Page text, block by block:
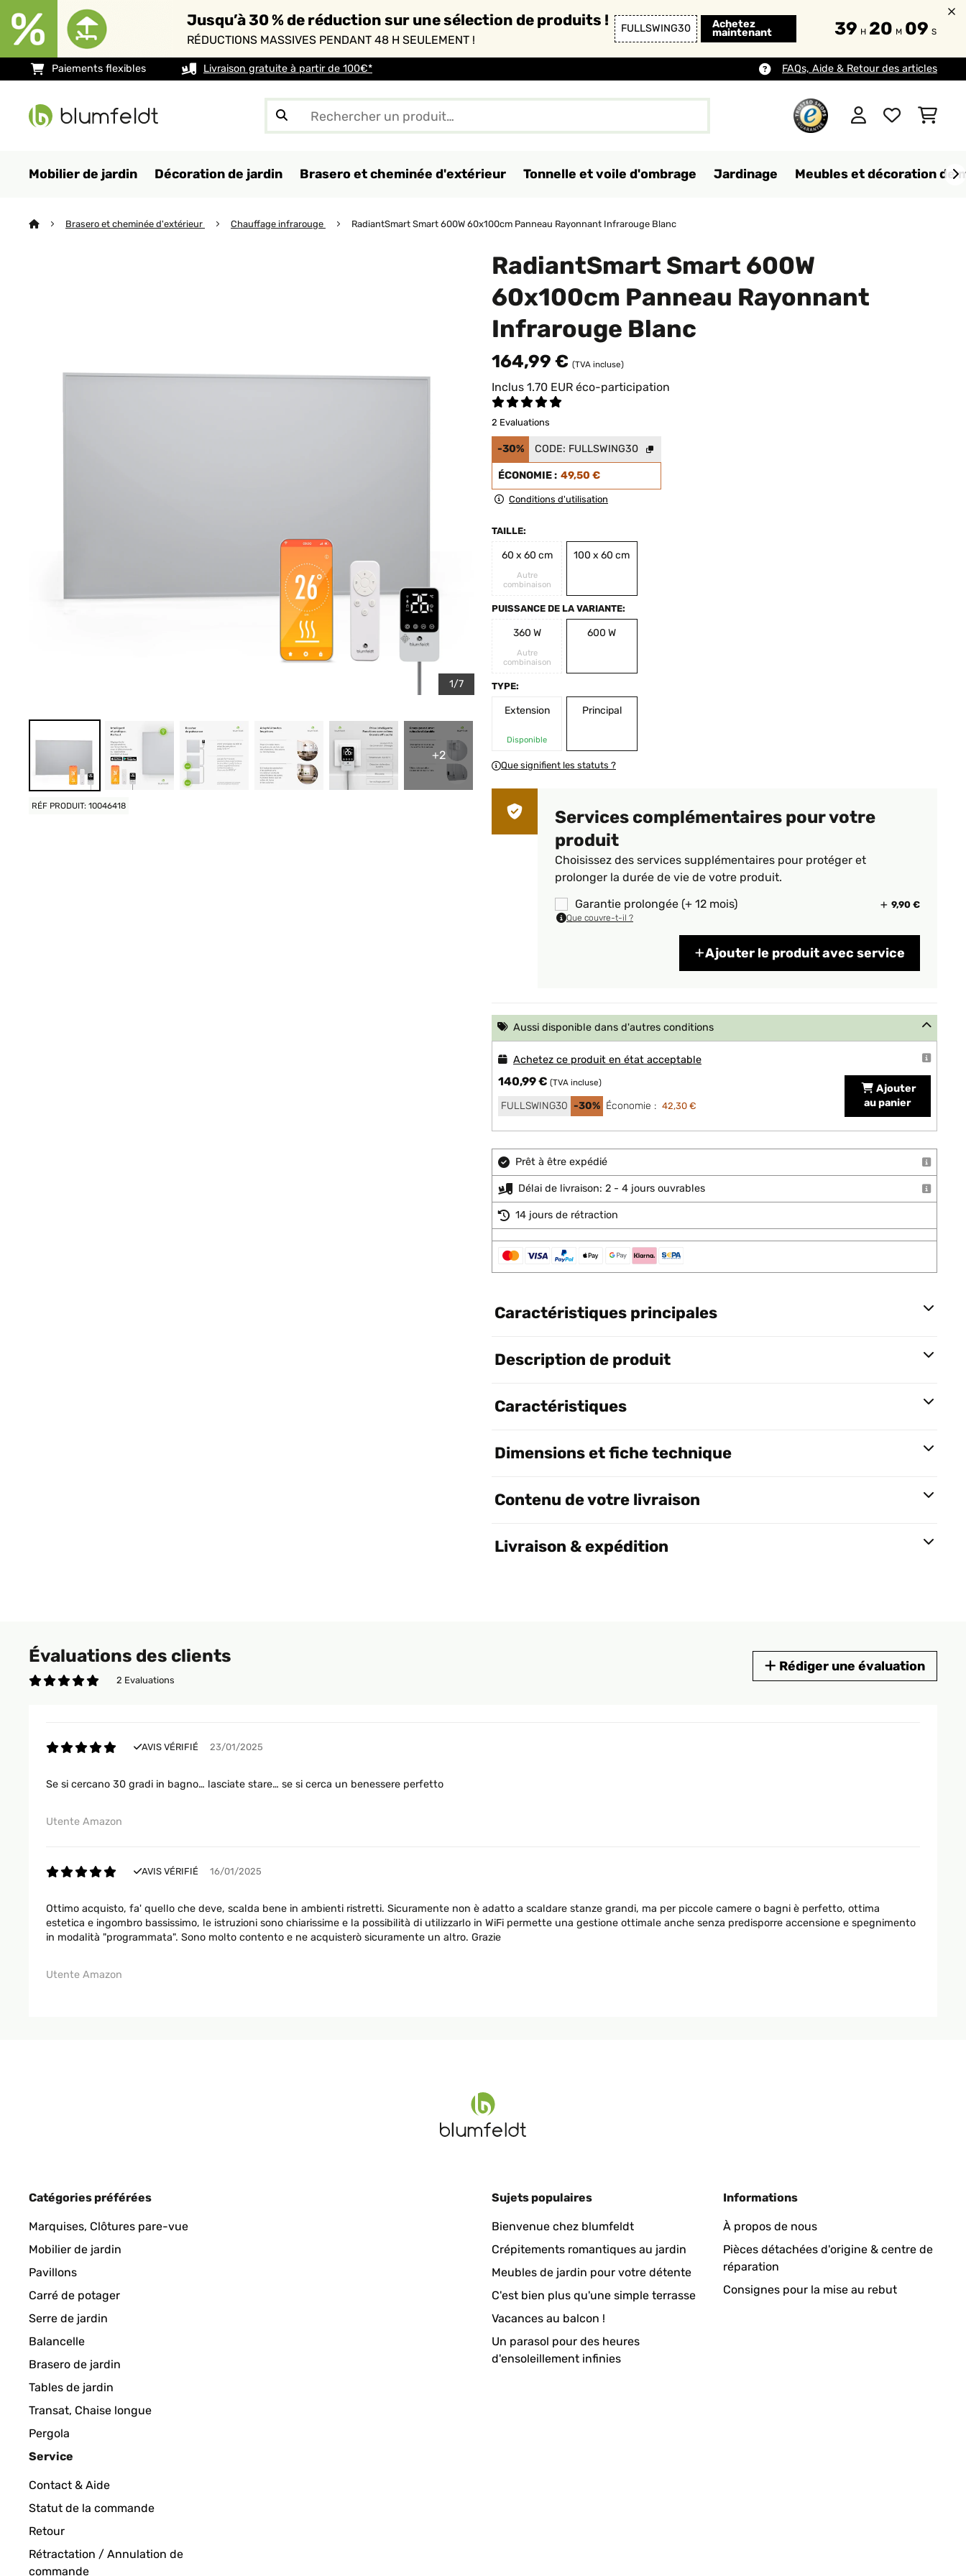
Jusqu’à 30 % de réduction sur une sélection de produits !
RÉDUCTIONS MASSIVES PENDANT 48 H SEULEMENT !
FULLSWING30 Achetez
maintenant 39 H 20 M 07 S
Paiements flexibles Livraison gratuite à partir de 100€* FAQs, Aide & Retour des articles
Mobilier de jardin Décoration de jardin Brasero et cheminée d'extérieur Tonnelle et voile d'ombrage Jardinage Meubles et décoration de
Brasero et cheminée d'extérieur Chauffage infrarouge RadiantSmart Smart 600W 60x100cm Panneau Rayonnant Infrarouge Blanc
1/7
+2
RÉF PRODUIT: 10046418
RadiantSmart Smart 600W
60x100cm Panneau Rayonnant
Infrarouge Blanc
164,99 € (TVA incluse)
Inclus 1.70 EUR éco-participation
2 Evaluations
-30% CODE: FULLSWING30
ÉCONOMIE : 49,50 €
Conditions d'utilisation
TAILLE:
60 x 60 cm
Autre
combinaison
100 x 60 cm
PUISSANCE DE LA VARIANTE:
360 W
Autre
combinaison
600 W
TYPE:
Extension
Disponible
Principal
Que signifient les statuts ?
Services complémentaires pour votre
produit
Choisissez des services supplémentaires pour protéger et
prolonger la durée de vie de votre produit.
Garantie prolongée (+ 12 mois)
9,90 €
Que couvre-t-il ?
Ajouter le produit avec service
Aussi disponible dans d'autres conditions
Achetez ce produit en état acceptable
140,99 € (TVA incluse)
FULLSWING30 -30% Économie : 42,30 €
Ajouter
au panier
Prêt à être expédié
Délai de livraison: 2 - 4 jours ouvrables
14 jours de rétraction
Caractéristiques principales
Description de produit
Caractéristiques
Dimensions et fiche technique
Contenu de votre livraison
Livraison & expédition
Évaluations des clients
2 Evaluations
Rédiger une évaluation
AVIS VÉRIFIÉ 23/01/2025
Se si cercano 30 gradi in bagno… lasciate stare… se si cerca un benessere perfetto
Utente Amazon
AVIS VÉRIFIÉ 16/01/2025
Ottimo acquisto, fa' quello che deve, scalda bene in ambienti ristretti. Sicuramente non è adatto a scaldare stanze grandi, ma per piccole camere o bagni è perfetto, ottima
estetica e ingombro bassissimo, le istruzioni sono chiarissime e la possibilità di utilizzarlo in WiFi permette una gestione ottimale anche senza predisporre accensione e spegnimento
in modalità "programmata". Sono molto contento e ne acquisterò sicuramente un altro. Grazie
Utente Amazon
Catégories préférées
Marquises, Clôtures pare-vue
Mobilier de jardin
Pavillons
Carré de potager
Serre de jardin
Balancelle
Brasero de jardin
Tables de jardin
Transat, Chaise longue
Pergola
Sujets populaires
Bienvenue chez blumfeldt
Crépitements romantiques au jardin
Meubles de jardin pour votre détente
C'est bien plus qu'une simple terrasse
Vacances au balcon !
Un parasol pour des heures
d'ensoleillement infinies
Informations
À propos de nous
Pièces détachées d'origine & centre de
réparation
Consignes pour la mise au rebut
Service
Contact & Aide
Statut de la commande
Retour
Rétractation / Annulation de
commande